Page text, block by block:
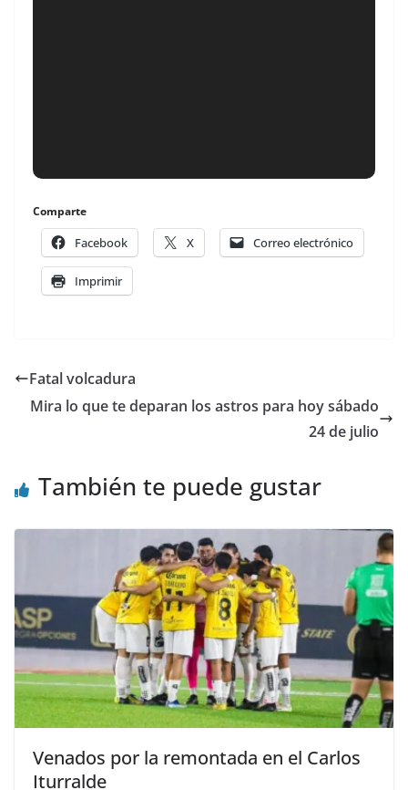
Comparte
Facebook X Correo electrónico
Imprimir
Fatal volcadura
Mira lo que te deparan los astros para hoy sábado
24 de julio
También te puede gustar
Venados por la remontada en el Carlos
Iturralde